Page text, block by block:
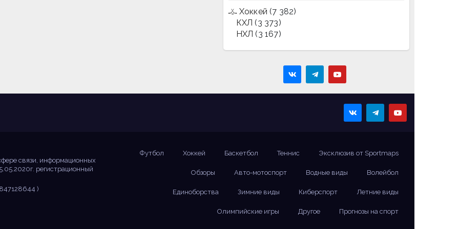
Хоккей (7 382)
КХЛ (3 373)
НХЛ (3 167)
связи, информационных
регистрационный
)
Футбол Хоккей Баскетбол Теннис Эксклюзив от Sportmaps
Обзоры Авто-мотоспорт Водные виды Волейбол
Единоборства Зимние виды Киберспорт Летние виды
Олимпийские игры Другое Прогнозы на спорт